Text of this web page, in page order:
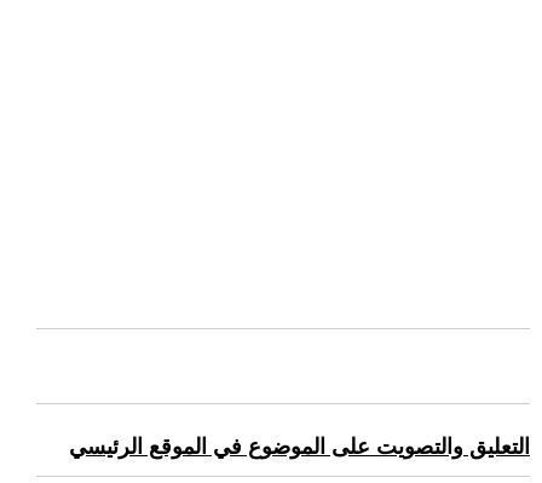
التعليق والتصويت على الموضوع في الموقع الرئيسي